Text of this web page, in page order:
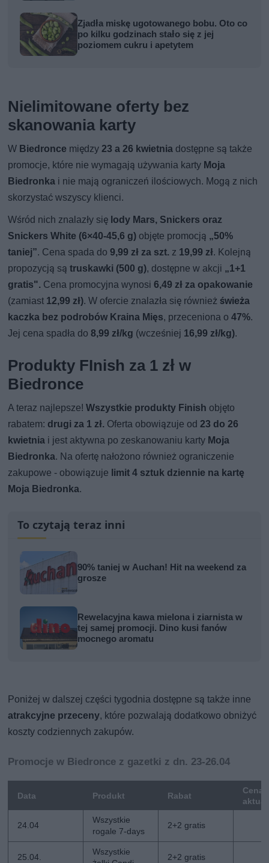
Zjadła miskę ugotowanego bobu. Oto co
po kilku godzinach stało się z jej
poziomem cukru i apetytem
Nielimitowane oferty bez
skanowania karty
W Biedronce między23 a 26 kwietnia dostępne są także
promocje, które nie wymagają używania karty Moja
Biedronka i nie mają ograniczeń ilościowych. Mogą z nich
skorzystać wszyscy klienci.
Wśród nich znalazły się lody Mars, Snickers oraz
Snickers White (6×40-45,6 g) objęte promocją „50%
taniej”. Cena spada do9,99 zł za szt. z 19,99 zł. Kolejną
propozycją sątruskawki (500 g), dostępne w akcji „1+1
gratis". Cena promocyjna wynosi6,49 zł za opakowanie
(zamiast 12,99 zł). W ofercie znalazła się równieżświeża
kaczka bez podrobów Kraina Mięs, przeceniona o47%.
Jej cena spadła do8,99 zł/kg (wcześniej 16,99 zł/kg).
Produkty FInish za 1 zł w
Biedronce
A teraz najlepsze!Wszystkie produkty Finish objęto
rabatem: drugi za 1 zł. Oferta obowiązuje od23 do 26
kwietnia i jest aktywna po zeskanowaniu karty Moja
Biedronka. Na ofertę nałożono również ograniczenie
zakupowe - obowiązuje limit 4 sztuk dziennie na kartę
Moja Biedronka.
To czytają teraz inni
90% taniej w Auchan! Hit na weekend za
grosze
Rewelacyjna kawa mielona i ziarnista w
tej samej promocji. Dino kusi fanów
mocnego aromatu
Poniżej w dalszej części tygodnia dostępne są także inne
atrakcyjne przeceny, które pozwalają dodatkowo obniżyć
koszty codziennych zakupów.
Promocje w Biedronce z gazetki z dn. 23-26.04
Data Produkt Rabat
Cena
24.04
Wszystkie
rogale 7-days
2+2 gratis
25.04.
Wszystkie
2+2 gratis